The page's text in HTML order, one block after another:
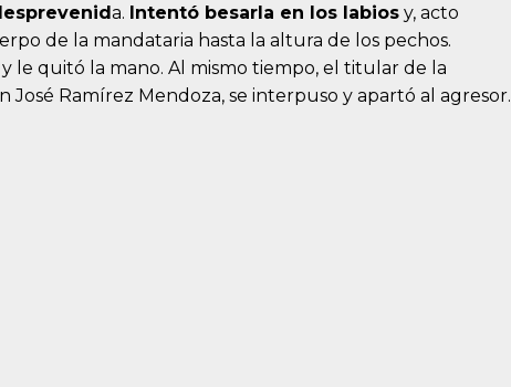
a. Intentó besarla en los labios y, acto
de la mandataria hasta la altura de los pechos.
le quitó la mano. Al mismo tiempo, el titular de la
José Ramírez Mendoza, se interpuso y apartó al agresor.